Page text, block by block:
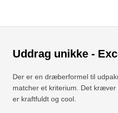
content
Diagram
C ++
Uddrag unikke -
Der er en dræberformel til
matcher et kriterium. Det kræver
er kraftfuldt og cool.